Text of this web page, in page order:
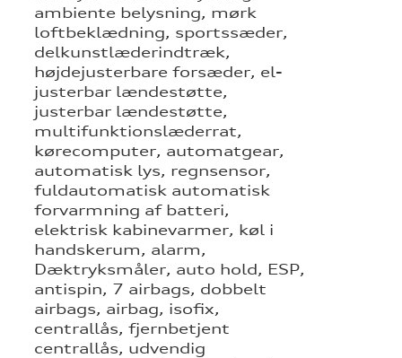
ambiente belysning, mørk
loftbeklædning, sportssæder,
delkunstlæderindtræk,
højdejusterbare forsæder, el-
justerbar lændestøtte,
justerbar lændestøtte,
multifunktionslæderrat,
kørecomputer, automatgear,
automatisk lys, regnsensor,
fuldautomatisk automatisk
forvarmning af batteri,
elektrisk kabinevarmer, køl i
handskerum, alarm,
Dæktryksmåler, auto hold, ESP,
antispin, 7 airbags, dobbelt
airbags, airbag, isofix,
centrallås, fjernbetjent
centrallås, udvendig